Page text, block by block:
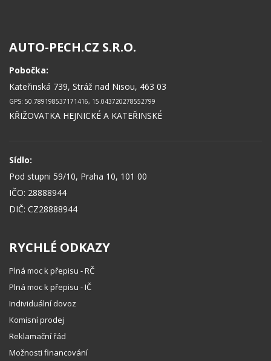
AUTO-PECH.CZ S.R.O.
Pobočka:
Kateřinská 739, Stráž nad Nisou, 463 03
GPS: 50.789198537171416, 15.043720278552799
KŘIŽOVATKA HEJNICKÉ A KATEŘINSKÉ
Sídlo:
Pod stupni 59/10, Praha 10, 101 00
IČO: 28888944
DIČ: CZ28888944
RYCHLÉ ODKAZY
Plná moc k přepisu - RČ
Plná moc k přepisu - IČ
Individuální dovoz
Komisní prodej
Reklamační řád
Možnosti financování